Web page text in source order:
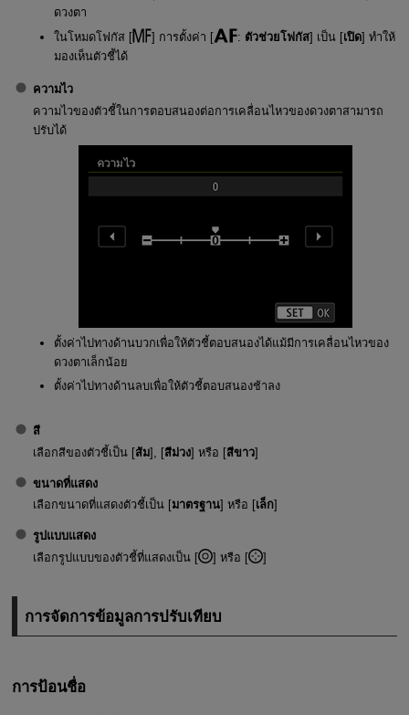
ดวงตา
ในโหมดโฟกัส [
] การตั้งค่า [ : ตัวช่วยโฟกัส] เป็น [เปิด] ทำให้
มองเห็นตัวชี้ได้
ความไว
ความไวของตัวชี้ในการตอบสนองต่อการเคลื่อนไหวของดวงตาสามารถ
ปรับได้
ตั้งค่าไปทางด้านบวกเพื่อให้ตัวชี้ตอบสนองได้แม้มีการเคลื่อนไหวของ
ดวงตาเล็กน้อย
ตั้งค่าไปทางด้านลบเพื่อให้ตัวชี้ตอบสนองช้าลง
สี
เลือกสีของตัวชี้เป็น [ส้ม], [สีม่วง] หรือ [สีขาว]
ขนาดที่แสดง
เลือกขนาดที่แสดงตัวชี้เป็น [มาตรฐาน] หรือ [เล็ก]
รูปแบบแสดง
เลือกรูปแบบของตัวชี้ที่แสดงเป็น [
] หรือ [ ]
การจัดการข้อมูลการปรับเทียบ
การป้อนชื่อ